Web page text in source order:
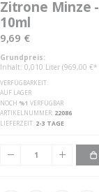
der
Bildgalerie
springen
Zitrone Minze
10ml
9,69 €
Grundpreis:
Inhalt: 0,010 Liter (969,00
VERFÜGBARKEIT:
AUF LAGER
NOCH %1 VERFÜGBAR
ARTIKELNUMMER 22086
LIEFERZEIT 2-3 TAGE